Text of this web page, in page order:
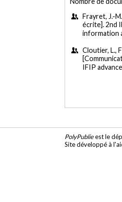
Frayret, J.-
écrite]. 2nd
information
Cloutier, L.,
IFIP
PolyPublieest le
Site développé à